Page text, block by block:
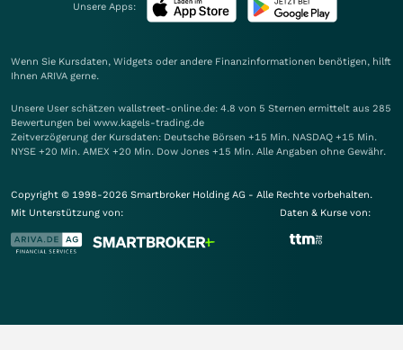
Unsere Apps:
Wenn Sie Kursdaten, Widgets oder andere Finanzinformationen benötigen, hilft
Ihnen ARIVA gerne.
Unsere User schätzen wallstreet-online.de: 4.8 von 5 Sternen ermittelt aus 285
Bewertungen bei www.kagels-trading.de
Zeitverzögerung der Kursdaten: Deutsche Börsen +15 Min. NASDAQ +15 Min.
NYSE +20 Min. AMEX +20 Min. Dow Jones +15 Min. Alle Angaben ohne Gewähr.
Copyright © 1998-2026 Smartbroker Holding AG - Alle Rechte vorbehalten.
Mit Unterstützung von:
Daten & Kurse von: